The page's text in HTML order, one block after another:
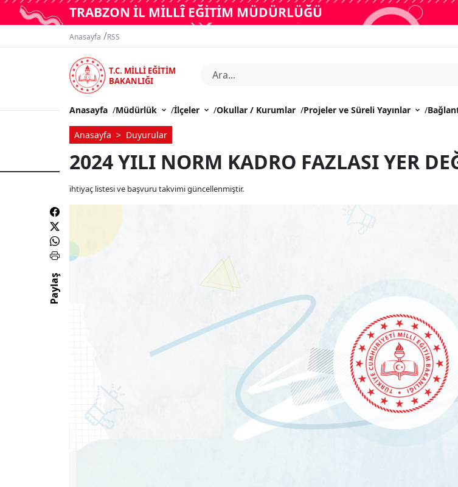
TRABZON İL MİLLÎ EĞİTİM MÜDÜRLÜĞÜ
Anasayfa /RSS
T.C. MİLLİ EĞİTİM
BAKANLIĞI
Anasayfa /Müdürlük /İlçeler /Okullar / Kurumlar /Projeler ve Süreli Yayınlar /
Anasayfa Duyurular
2024 YILI NORM KADRO FAZLASI YER
ihtiyaç listesi ve başvuru takvimi güncellenmiştir.
Paylaş